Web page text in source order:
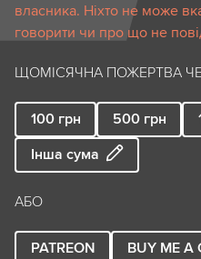
власника. Ніхто не може
говорити чи про що не
ЩОМІСЯЧНА ПОЖЕРТВА
100 грн 500 грн
Інша сума
АБО
PATREON BUY ME A